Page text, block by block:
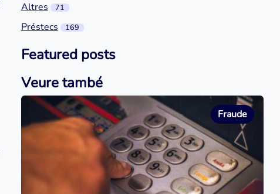
Altres 71
Préstecs 169
Featured posts
Veure també
Fraude